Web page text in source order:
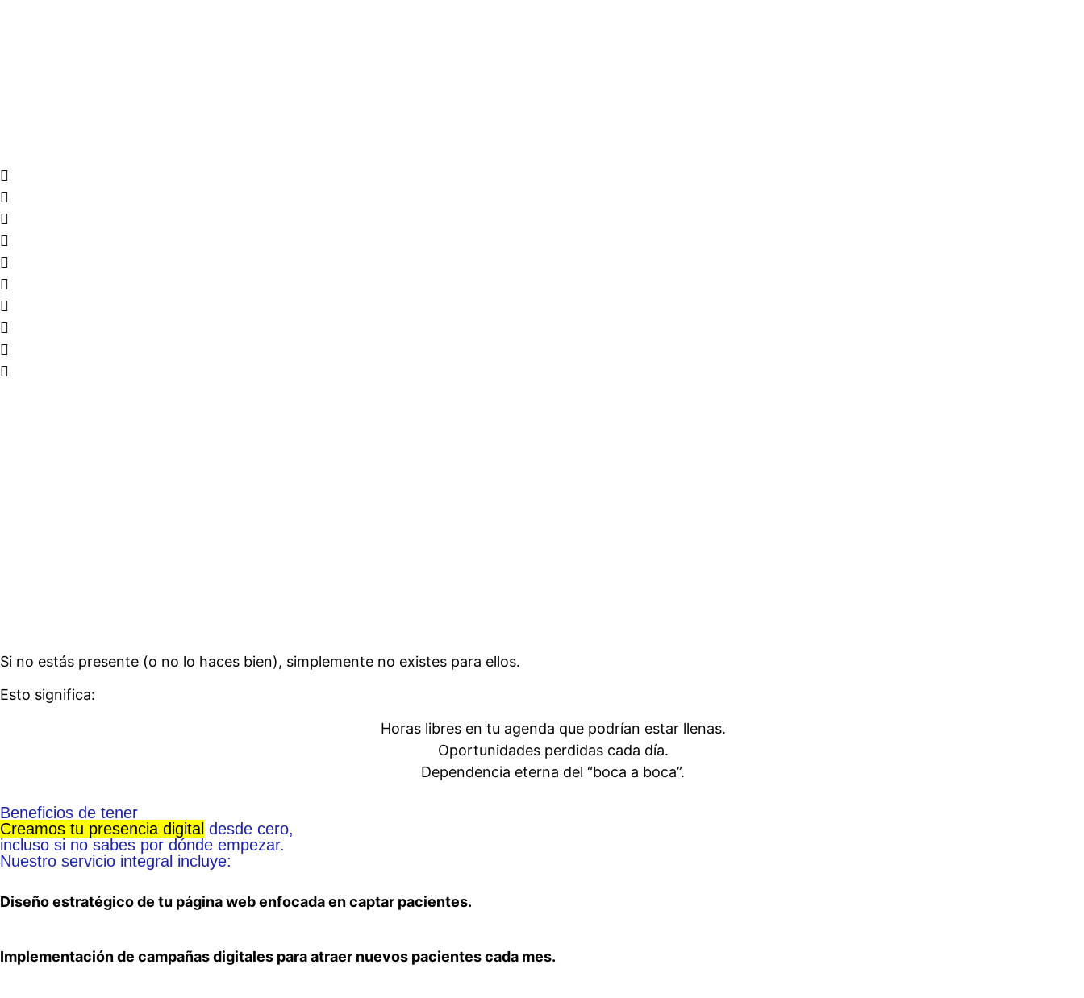
Si no estás presente (o no lo haces bien), simplemente no existes para ellos.
Esto significa:
Horas libres en tu agenda que podrían estar llenas.
Oportunidades perdidas cada día.
Dependencia eterna del “boca a boca”.
Beneficios de tener
Creamos tu presencia digital desde cero,
incluso si no sabes por dónde empezar.
Nuestro servicio integral incluye:
Diseño estratégico de tu página web enfocada en captar pacientes.
Implementación de campañas digitales para atraer nuevos pacientes cada mes.